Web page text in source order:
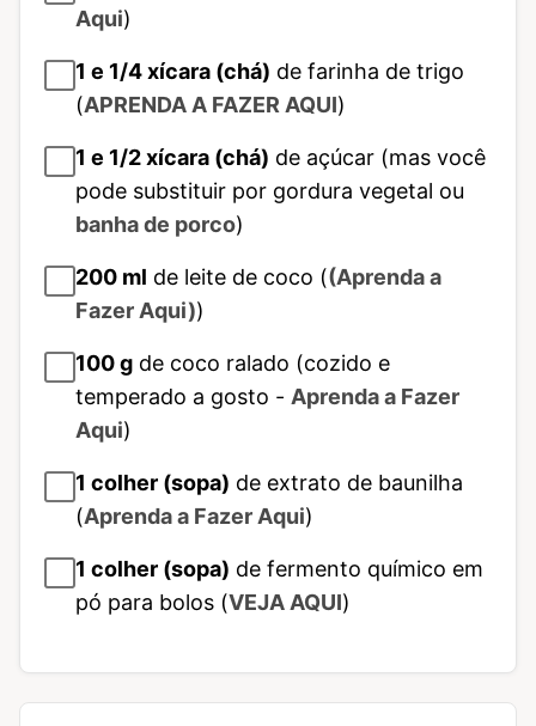
Aqui)
1 e 1/4xícara (chá) de farinha de trigo
(APRENDA A FAZER AQUI)
1 e 1/2xícara (chá) de açúcar (mas você
pode substituir por gordura vegetal ou
banha de porco)
200 ml de leite de coco ((Aprenda a
Fazer Aqui))
100g de coco ralado (cozido e
temperado a gosto - Aprenda a Fazer
Aqui)
1 colher (sopa) de extrato de baunilha
(Aprenda a Fazer Aqui)
1 colher (sopa) de fermento químico em
pó para bolos (VEJA AQUI)